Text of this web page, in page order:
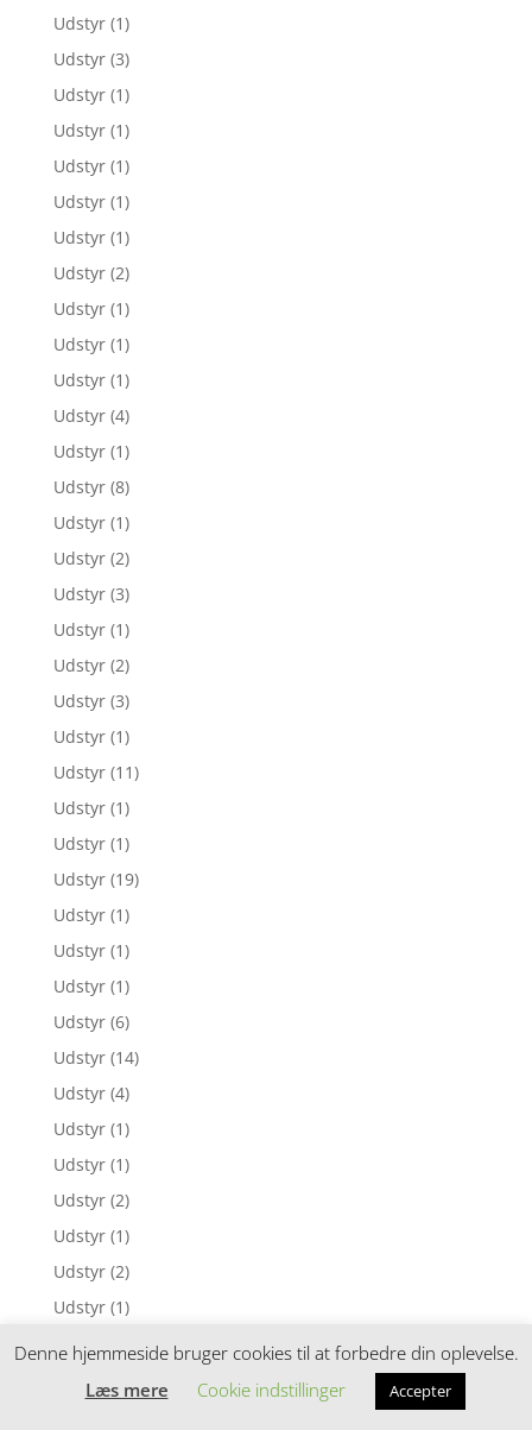
Udstyr (1)
Udstyr (3)
Udstyr (1)
Udstyr (1)
Udstyr (1)
Udstyr (1)
Udstyr (1)
Udstyr (2)
Udstyr (1)
Udstyr (1)
Udstyr (1)
Udstyr (4)
Udstyr (1)
Udstyr (8)
Udstyr (1)
Udstyr (2)
Udstyr (3)
Udstyr (1)
Udstyr (2)
Udstyr (3)
Udstyr (1)
Udstyr (11)
Udstyr (1)
Udstyr (1)
Udstyr (19)
Udstyr (1)
Udstyr (1)
Udstyr (1)
Udstyr (6)
Udstyr (14)
Udstyr (4)
Udstyr (1)
Udstyr (1)
Udstyr (2)
Udstyr (1)
Udstyr (2)
Udstyr (1)
Udstyr
Denne hjemmeside bruger cookies til at forbedre din oplevelse.
Læs mere
Cookie indstillinger Accepter